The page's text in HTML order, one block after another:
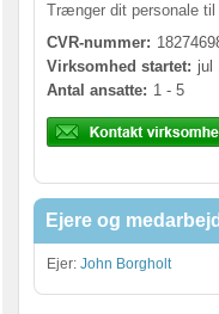
Trænger dit personale
CVR-nummer:
Virksomhed startet: jul
Antal ansatte: 1 - 5
Ejere og
Ejer: John Borgholt